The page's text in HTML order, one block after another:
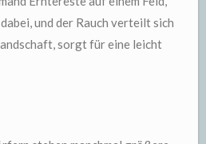
und der Rauch verteilt sich
sorgt für eine leicht